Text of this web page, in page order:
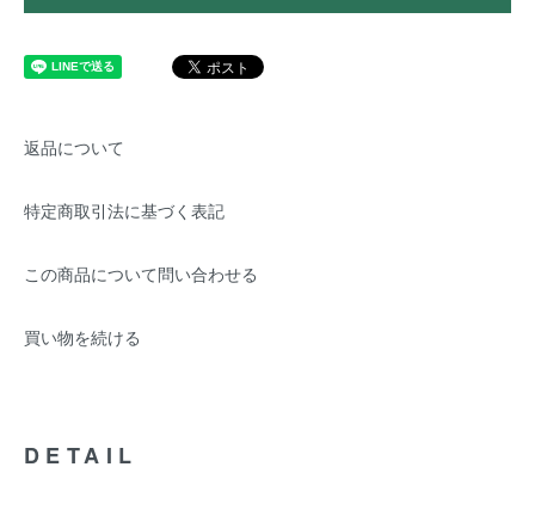
返品について
特定商取引法に基づく表記
この商品について問い合わせる
買い物を続ける
DETAIL